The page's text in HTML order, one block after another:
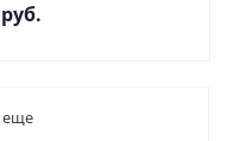
руб.
еще